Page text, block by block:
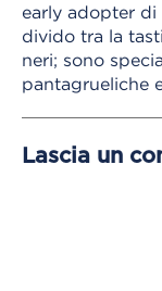
early adopter di
divido tra la
neri; sono
pantagrueliche
Lascia un